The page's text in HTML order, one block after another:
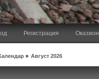
Регистрация Оказион
» Август 2026